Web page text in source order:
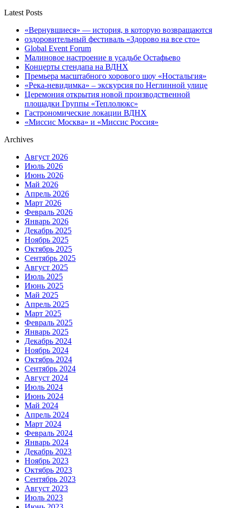
Latest Posts
«Вернувшиеся» — история, в которую возвращаются
оздоровительный фестиваль «Здорово на все сто»
Global Event Forum
Малиновое настроение в усадьбе Остафьево
Концерты стендапа на ВДНХ
Премьера масштабного хорового шоу «Ностальгия»
«Река-невидимка» – экскурсия по Неглинной улице
Церемония открытия новой производственной
площадки Группы «Теплолюкс»
Гастрономические локации ВДНХ
«Миссис Москва» и «Миссис Россия»
Archives
Август 2026
Июль 2026
Июнь 2026
Май 2026
Апрель 2026
Март 2026
Февраль 2026
Январь 2026
Декабрь 2025
Ноябрь 2025
Октябрь 2025
Сентябрь 2025
Август 2025
Июль 2025
Июнь 2025
Май 2025
Апрель 2025
Март 2025
Февраль 2025
Январь 2025
Декабрь 2024
Ноябрь 2024
Октябрь 2024
Сентябрь 2024
Август 2024
Июль 2024
Июнь 2024
Май 2024
Апрель 2024
Март 2024
Февраль 2024
Январь 2024
Декабрь 2023
Ноябрь 2023
Октябрь 2023
Сентябрь 2023
Август 2023
Июль 2023